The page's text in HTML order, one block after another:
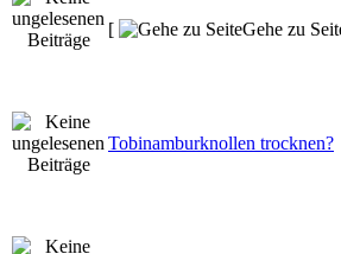
[
Gehe zu
Tobinamburknollen trocknen?